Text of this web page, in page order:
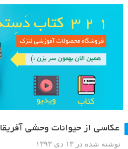
عکاسی از حیوانات وحشی آفریقا
نوشته شده در ۱۳ دی ۱۳۹۳